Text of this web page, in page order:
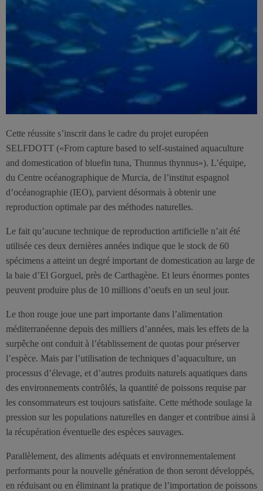
Cette réussite s’inscrit dans le cadre du projet européen
SELFDOTT («From capture based to self-sustained aquaculture
and domestication of bluefin tuna, Thunnus thynnus»). L’équipe,
du Centre océanographique de Murcia, de l’institut espagnol
d’océanographie (IEO), parvient désormais à obtenir une
reproduction optimale par des méthodes naturelles.
Le fait qu’aucune technique de reproduction artificielle n’ait été
utilisée ces deux dernières années indique que le stock de 60
spécimens a atteint un degré important de domestication au large de
la baie d’El Gorguel, près de Carthagène. Et leurs énormes pontes
peuvent produire plus de 10 millions d’oeufs en un seul jour.
Le thon rouge joue une part importante dans l’alimentation
méditerranéenne depuis des milliers d’années, mais les effets de la
surpêche ont conduit à l’établissement de quotas pour préserver
l’espèce. Mais par l’utilisation de techniques d’aquaculture, un
processus d’élevage, et d’autres produits naturels aquatiques dans
des environnements contrôlés, la quantité de poissons requise par
les consommateurs est toujours satisfaite. Cette méthode soulage la
pression sur les populations naturelles en danger et contribue ainsi à
la récupération éventuelle des espèces sauvages.
Parallèlement, des aliments adéquats et environnementalement
performants pour la nouvelle génération de thon seront développés,
en réduisant ou en éliminant la pratique de l’importation de poissons